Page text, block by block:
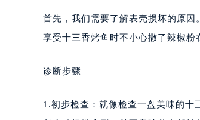
首先，我们需要了解表壳损坏的原
享受十三香烤鱼时不小心撒了辣椒粉
诊断步骤
1.初步检查：就像检查一盘美味的十